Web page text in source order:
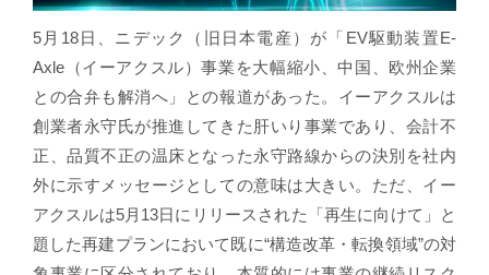
5月18日、ニデック（旧日本電産）が「EV駆動装置E-
Axle（イーアクスル）事業を大幅縮小、中国、欧州企業
との合弁も解消へ」との報道があった。イーアクスルは
創業者永守氏が推進してきた肝いり事業であり、会計不
正、品質不正の温床となった永守路線からの決別を社内
外に示すメッセージとしての意味は大きい。ただ、イー
アクスルは5月13日にリリースされた「再生に向けて」と
題した再建プランにおいて既に“構造改革・転換領域”の対